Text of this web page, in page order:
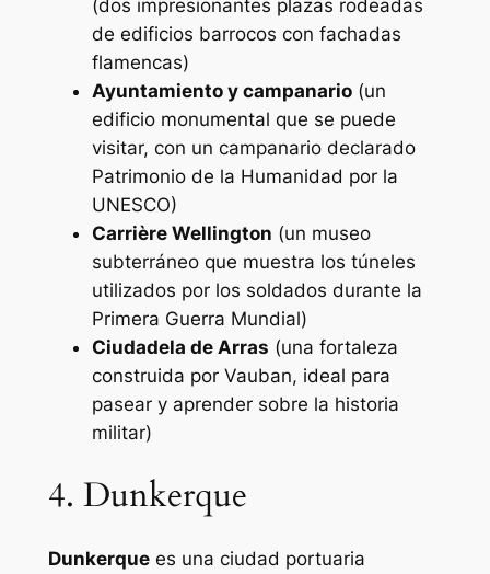
(dos impresionantes plazas rodeadas
de edificios barrocos con fachadas
flamencas)
Ayuntamiento y campanario(un
edificio monumental que se puede
visitar, con un campanario declarado
Patrimonio de la Humanidad por la
UNESCO)
Carrière Wellington (un museo
subterráneo que muestra los túneles
utilizados por los soldados durante la
Primera Guerra Mundial)
Ciudadela de Arras (una fortaleza
construida por Vauban, ideal para
pasear y aprender sobre la historia
militar)
4. Dunkerque
Dunkerquees una ciudad portuaria